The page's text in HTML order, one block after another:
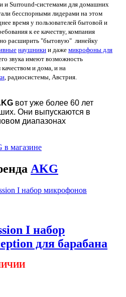
Surround-системами для домашних
бесспорными лидерами на этом
время у пользователей бытовой и
к ее качеству, компания
расширить "бытовую" линейку
наушники и даже микрофоны для
звука имеют возможность
и дома, и на
, радиосистемы, Австрия.
вот уже более 60 лет
Они выпускаются в
диапазонах
в магазине
AKG
I набор
для барабана